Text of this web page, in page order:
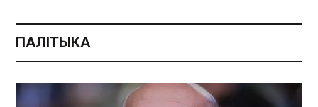
ПАЛІТЫКА